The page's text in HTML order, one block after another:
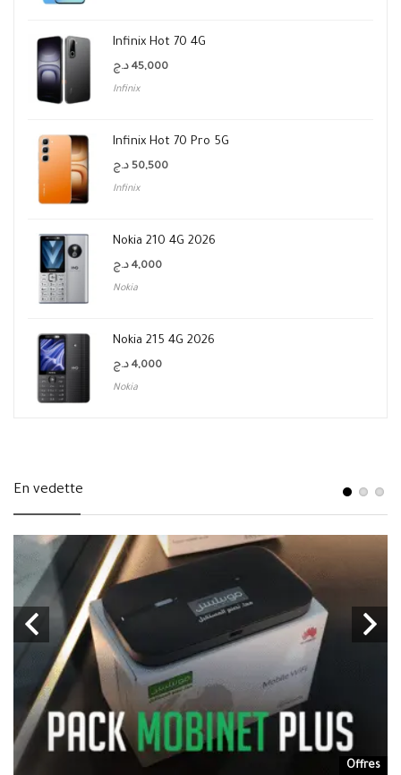
Infinix Hot 70 4G
45,000 د.ج
Infinix
Infinix Hot 70 Pro 5G
50,500 د.ج
Infinix
Nokia 210 4G 2026
4,000 د.ج
Nokia
Nokia 215 4G 2026
4,000 د.ج
Nokia
En vedette
Offres